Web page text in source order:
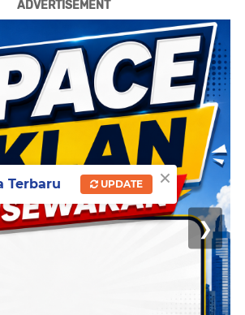
ADVERTISEMENT
❯
×
Terbaru UPDATE